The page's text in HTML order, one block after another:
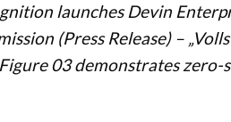
launches Devin
(Press Release) –
03 demonstrates